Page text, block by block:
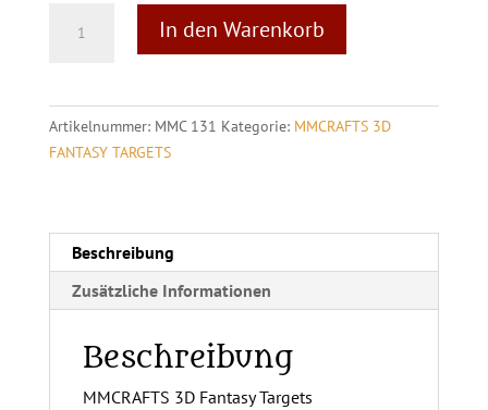
In den Warenkorb
r
e
:
Artikelnummer: MMC 131 Kategorie: MMCRAFTS 3D
FANTASY TARGETS
Beschreibung
Zusätzliche Informationen
Beschreibung
MMCRAFTS 3D Fantasy Targets